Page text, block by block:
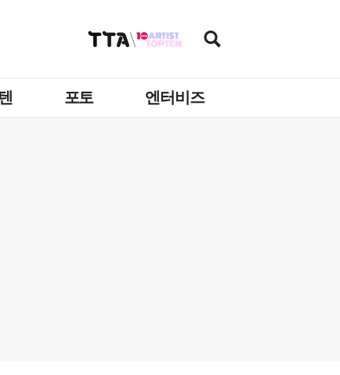
포토 엔터비즈